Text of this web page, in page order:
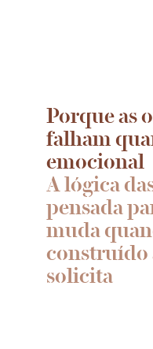
Porque as
falham
emocional
A lógica
pensada
muda
construído
solicita